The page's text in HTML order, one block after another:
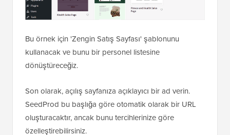
Bu örnek için 'Zengin Satış Sayfası' şablonunu
kullanacak ve bunu bir personel listesine
dönüştüreceğiz.
Son olarak, açılış sayfanıza açıklayıcı bir ad verin.
SeedProd bu başlığa göre otomatik olarak bir URL
oluşturacaktır, ancak bunu tercihlerinize göre
özelleştirebilirsiniz.